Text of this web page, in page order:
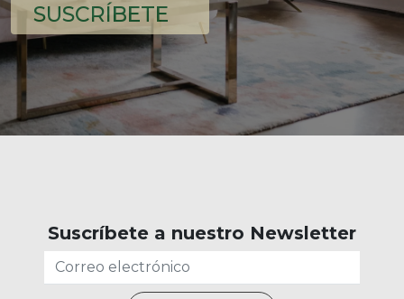
SUSCRÍBETE
Suscríbete a nuestro Newsletter